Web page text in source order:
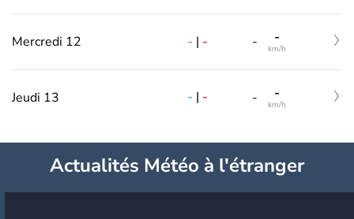
Mercredi 12 - | - - -
km/h
Jeudi 13 - | - - -
km/h
Actualités Météo à l'étranger